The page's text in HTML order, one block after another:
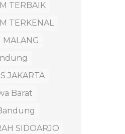
TERBAIK
TERKENAL
MALANG
JAKARTA
Barat
SIDOARJO